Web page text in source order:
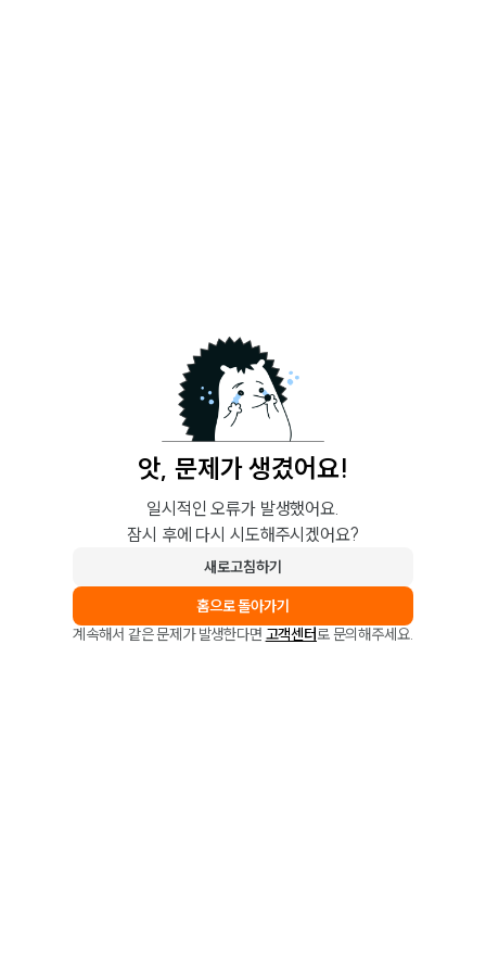
앗, 문제가 생겼어요!
일시적인 오류가 발생했어요.
잠시 후에 다시 시도해주시겠어요?
새로고침하기
홈으로 돌아가기
계속해서 같은 문제가 발생한다면 고객센터로 문의해주세요.